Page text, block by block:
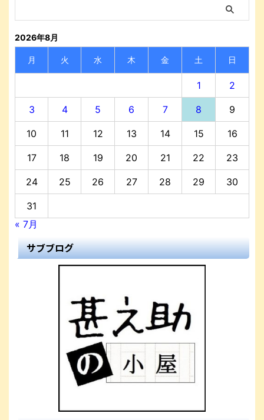
2026年8月
月 火 水 木 金 土 日
1 2
3 4 5 6 7 8 9
10 11 12 13 14 15 16
17 18 19 20 21 22 23
24 25 26 27 28 29 30
31
« 7月
サブブログ